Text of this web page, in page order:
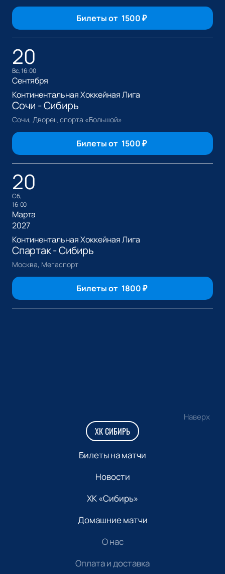
Билеты от 1500₽
20
вс, 16:00
Сентября
Континентальная Хоккейная Лига
Сочи - Сибирь
Сочи, Дворец спорта «Большой»
Билеты от 1500₽
20
сб,
16:00
Марта
2027
Континентальная Хоккейная Лига
Спартак - Сибирь
Москва, Мегаспорт
Билеты от 1800₽
Наверх
ХК СИБИРЬ
Билеты на матчи
Новости
ХК «Сибирь»
Домашние матчи
О нас
Оплата и доставка